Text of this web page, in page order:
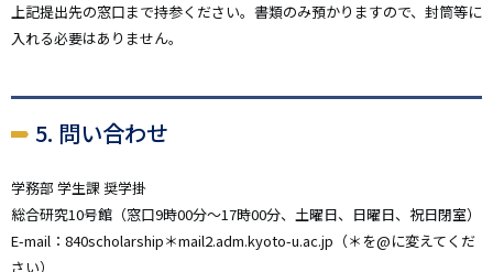
上記提出先の窓口まで持参ください。書類のみ預かりますので、封筒等に
入れる必要はありません。
5. 問い合わせ
学務部 学生課 奨学掛
総合研究10号館（窓口9時00分～17時00分、土曜日、日曜日、祝日閉室）
E-mail：840scholarship＊mail2.adm.kyoto-u.ac.jp（＊を@に変えてくだ
さい）